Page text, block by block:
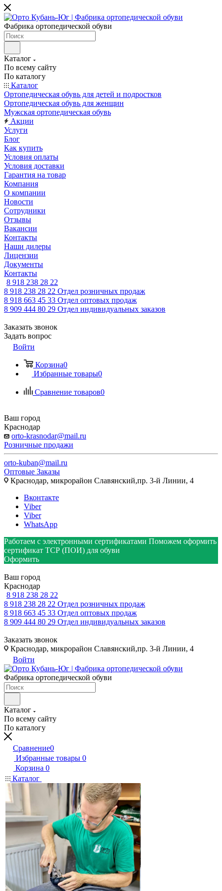
Фабрика ортопедической обуви
Каталог
По всему сайту
По каталогу
Каталог
Ортопедическая обувь для детей и подростков
Ортопедическая обувь для женщин
Мужская ортопедическая обувь
Акции
Услуги
Блог
Как купить
Условия оплаты
Условия доставки
Гарантия на товар
Компания
О компании
Новости
Сотрудники
Отзывы
Вакансии
Контакты
Наши дилеры
Лицензии
Документы
Контакты
8 918 238 28 22
8 918 238 28 22 Отдел розничных продаж
8 918 663 45 33 Отдел оптовых продаж
8 909 444 80 29 Отдел индивидуальных заказов
Заказать звонок
Задать вопрос
Войти
Корзина0
Избранные товары0
Сравнение товаров0
Ваш город
Краснодар
orto-krasnodar@mail.ru
Розничные продажи
orto-kuban@mail.ru
Оптовые Заказы
Краснодар, микрорайон Славянский,пр. 3-й Линии, 4
Вконтакте
Viber
Viber
WhatsApp
Работаем с электронными сертификатами Поможем оформить
сертификат ТСР (ПОИ) для обуви
Оформить
Ваш город
Краснодар
8 918 238 28 22
8 918 238 28 22 Отдел розничных продаж
8 918 663 45 33 Отдел оптовых продаж
8 909 444 80 29 Отдел индивидуальных заказов
Заказать звонок
Краснодар, микрорайон Славянский,пр. 3-й Линии, 4
Войти
Фабрика ортопедической обуви
Каталог
По всему сайту
По каталогу
Сравнение0
Избранные товары 0
Корзина 0
Каталог